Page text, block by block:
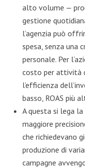
alto volume —
gestione
l’agenzia può
spesa, senza una
personale. Per
costo per attività
l’efficienza
basso, ROAS più
A questa si lega
maggiore
che richiedevano
produzione di
campagne